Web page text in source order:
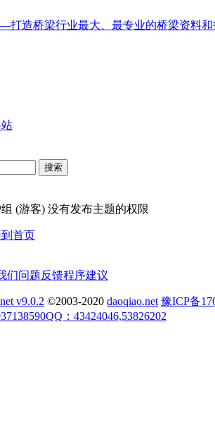
搜索
(游客) 没有发布主题的权限
到首页
们问题反馈程序建议
v9.0.2 ©2003-2020 daoqiao.net 豫ICP备
：43424046,53826202